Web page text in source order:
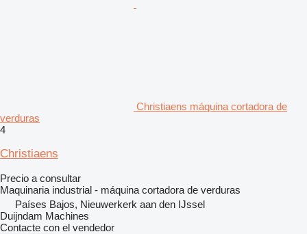
Christiaens máquina cortadora de
verduras
4
Christiaens
Precio a consultar
Maquinaria industrial - máquina cortadora de verduras
Países Bajos, Nieuwerkerk aan den IJssel
Duijndam Machines
Contacte con el vendedor